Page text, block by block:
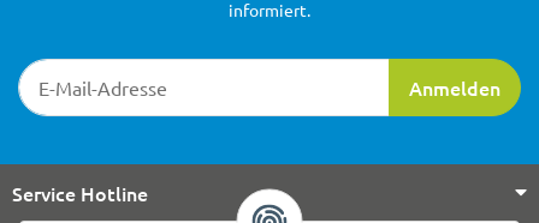
Newsletter-Registrierung
Anmelden
informiert.
Service Hotline